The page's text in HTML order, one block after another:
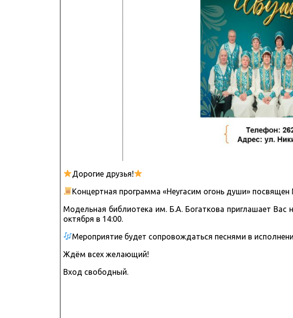
Дорогие друзья!
Концертная программа «Неугасим огонь души»
Модельная библиотека им. Б.А. Богаткова приглашает
октября в 14:00.
Мероприятие будет сопровождаться песнями в
Ждём всех желающий!
Вход свободный.